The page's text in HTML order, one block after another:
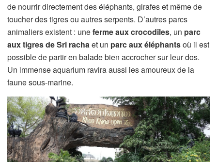
de nourrir directement des éléphants, girafes et même de
toucher des tigres ou autres serpents. D’autres parcs
animaliers existent : uneferme aux crocodiles, un parc
aux tigres de Sri rachaet un parc aux éléphantsoù il est
possible de partir en balade bien accrocher sur leur dos.
Un immense aquarium ravira aussi les amoureux de la
faune sous-marine.